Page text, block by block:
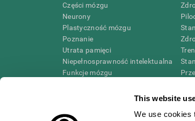
This website
We use cookies
Części mózgu
Neurony
Plastyczność mózgu
Poznanie
Utrata pamięci
Niepełnosprawność intelektualna
Funkcje mózgu